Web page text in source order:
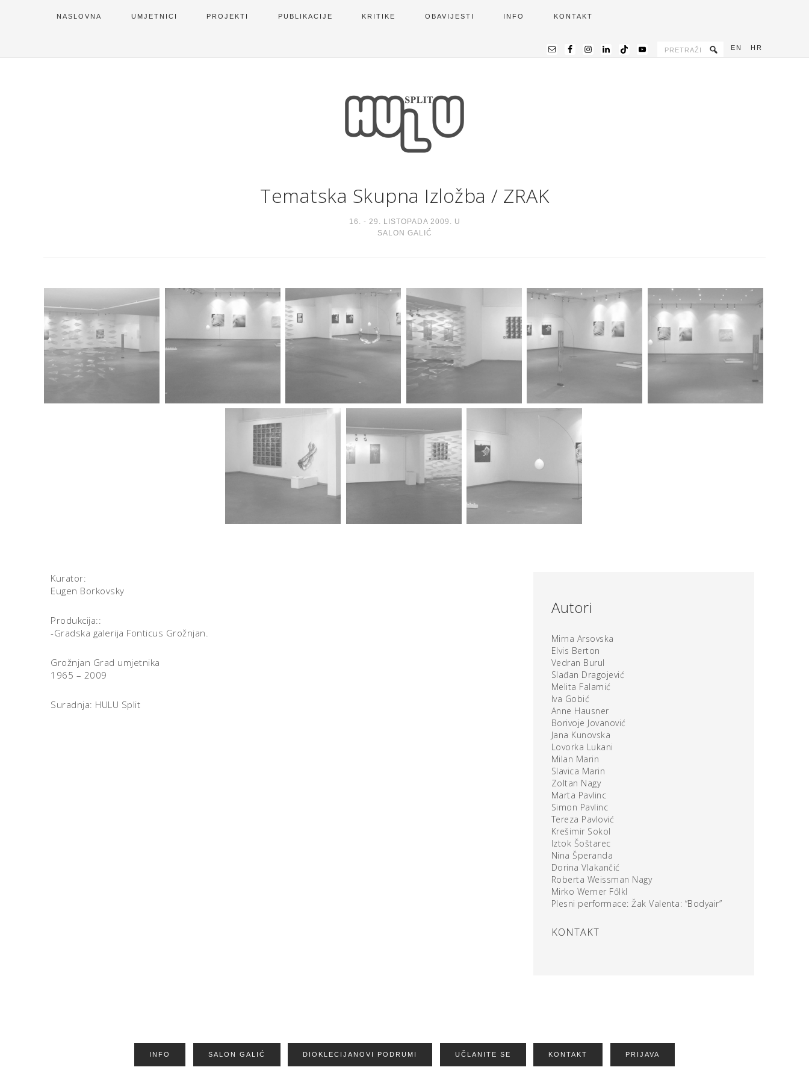
NASLOVNA UMJETNICI PROJEKTI PUBLIKACIJE KRITIKE OBAVIJESTI INFO KONTAKT
EN HR
Tematska Skupna Izložba / ZRAK
16. - 29. LISTOPADA 2009. U
SALON GALIĆ
Kurator:
Eugen Borkovsky
Produkcija::
-Gradska galerija Fonticus Grožnjan.
Grožnjan Grad umjetnika
1965 – 2009
Suradnja: HULU Split
Autori
Mirna Arsovska
Elvis Berton
Vedran Burul
Slađan Dragojević
Melita Falamić
Iva Gobić
Anne Hausner
Borivoje Jovanović
Jana Kunovska
Lovorka Lukani
Milan Marin
Slavica Marin
Zoltan Nagy
Marta Pavlinc
Simon Pavlinc
Tereza Pavlović
Krešimir Sokol
Iztok Šoštarec
Nina Šperanda
Dorina Vlakančić
Roberta Weissman Nagy
Mirko Werner Főlkl
Plesni performace: Žak Valenta: “Bodyair”
KONTAKT
INFO SALON GALIĆ DIOKLECIJANOVI PODRUMI UČLANITE SE KONTAKT PRIJAVA